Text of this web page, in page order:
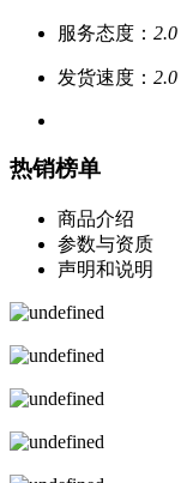
服务态度： 2.0
发货速度： 2.0
热销榜单
商品介绍
参数与资质
声明和说明